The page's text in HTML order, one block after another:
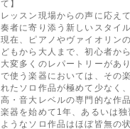
て】
レッスン現場からの声に応え
奏者に寄り添う新しいスタイ
現在、ピアノやヴァイオリン
どもから大人まで、初心者か
大変多くのレパートリーがあ
で使う楽器においては、その
れたソロ作品が極めて少なく
高・音大レベルの専門的な作品
楽器を始めて1年、あるいは独
ようなソロ作品はほぼ皆無の